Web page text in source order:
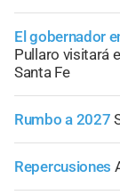
El gobernador
Pullaro visitará
Santa Fe
Rumbo a 2027
Repercusiones